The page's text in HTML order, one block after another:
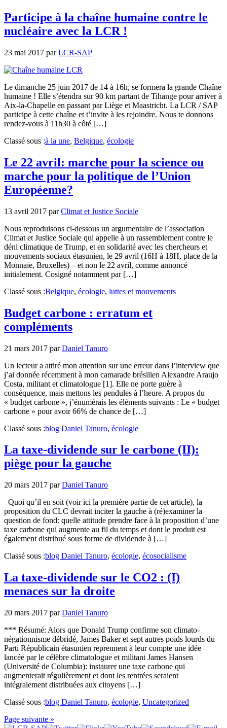
Participe à la chaîne humaine contre le
nucléaire avec la LCR !
23 mai 2017 parLCR-SAP
Le dimanche 25 juin 2017 de 14 à 16h, se formera la grande Chaîne
humaine ! Elle s’étendra sur 90 km partant de Tihange pour arriver à
Aix-la-Chapelle en passant par Liège et Maastricht. La LCR / SAP
participe à cette chaîne et t’invite à les rejoindre. Nous te donnons
rendez-vous à 11h30 à côté […]
Classé sous :à la une, Belgique, écologie
Le 22 avril: marche pour la science ou
marche pour la politique de l’Union
Européenne?
13 avril 2017 parClimat et Justice Sociale
Nous reproduisons ci-dessous un argumentaire de l’association
Climat et Justice Sociale qui appelle à un rassemblement contre le
déni climatique de Trump, et en solidarité avec les chercheurs et
mouvements sociaux étasunien, le 29 avril (16H à 18H, place de la
Monnaie, Bruxelles) – et non le 22 avril, comme annoncé
initialement. Cosigné notamment par […]
Classé sous :Belgique, écologie, luttes et mouvements
Budget carbone : erratum et
compléments
21 mars 2017 parDaniel Tanuro
Un lecteur a attiré mon attention sur une erreur dans l’interview que
j’ai donnée récemment à mon camarade brésilien Alexandre Araujo
Costa, militant et climatologue [1]. Elle ne porte guère à
conséquence, mais mettons les pendules à l’heure. A propos du
« budget carbone », j’énumérais les éléments suivants : Le « budget
carbone » pour avoir 66% de chance de […]
Classé sous :blog Daniel Tanuro, écologie
La taxe-dividende sur le carbone (II):
piège pour la gauche
20 mars 2017 parDaniel Tanuro
Quoi qu’il en soit (voir ici la première partie de cet article), la
proposition du CLC devrait inciter la gauche à (ré)examiner la
question de fond: quelle attitude prendre face à la proposition d’une
taxe carbone qui augmente au fil du temps et dont le produit est
également distribué sous forme de dividende à […]
Classé sous :blog Daniel Tanuro, écologie, écosocialisme
La taxe-dividende sur le CO2 : (I)
menaces sur la droite
20 mars 2017 parDaniel Tanuro
*** Résumé: Alors que Donald Trump confirme son climato-
négationnisme débridé, James Baker et sept autres poids lourds du
Parti Républicain étasunien reprennent à leur compte une idée
lancée par le célèbre climatologue et militant James Hansen
(Université de Columbia): instaurer une taxe carbone qui
augmenterait régulièrement et dont les rentrées seraient
intégralement distribuées aux citoyens […]
Classé sous :blog Daniel Tanuro, écologie, Uncategorized
Page suivante »